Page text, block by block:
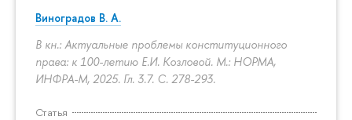
Виноградов В. А.
В кн.: Актуальные проблемы конституционного
права: к 100-летию Е.И. Козловой. М.: НОРМА,
ИНФРА-М, 2025. Гл. 3.7. С. 278-293.
Статья